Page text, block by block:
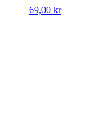
69,00 kr